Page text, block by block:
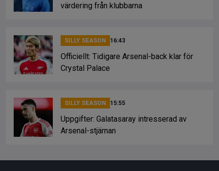
värdering från klubbarna
SILLY SEASON 16:43
Officiellt: Tidigare Arsenal-back klar för
Crystal Palace
SILLY SEASON 15:55
Uppgifter: Galatasaray intresserad av
Arsenal-stjärnan